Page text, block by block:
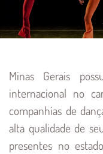
Conteúdo Principal
Minas Gerais
internacional no
companhias de
alta qualidade de
presentes no